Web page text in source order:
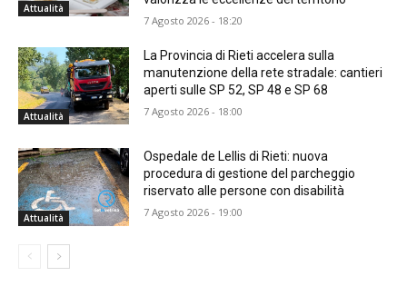
Attualità
7 Agosto 2026 - 18:20
Attualità
La Provincia di Rieti accelera sulla
manutenzione della rete stradale: cantieri
aperti sulle SP 52, SP 48 e SP 68
7 Agosto 2026 - 18:00
Attualità
Ospedale de Lellis di Rieti: nuova
procedura di gestione del parcheggio
riservato alle persone con disabilità
7 Agosto 2026 - 19:00